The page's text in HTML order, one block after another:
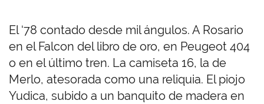
El ‘78 contado desde mil ángulos. A Rosario
en el Falcon del libro de oro, en Peugeot 404
o en el último tren. La camiseta 16, la de
Merlo, atesorada como una reliquia. El piojo
Yudica, subido a un banquito de madera en